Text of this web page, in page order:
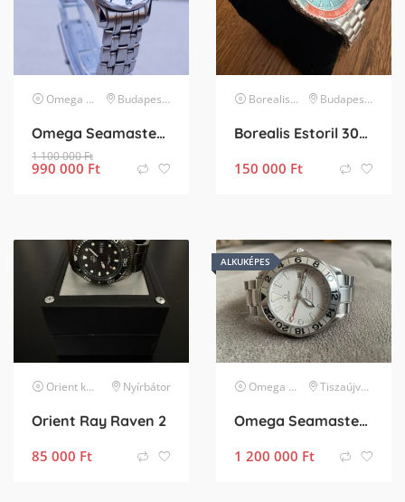
Omega karóraBudapest XI. kerület
Omega Seamaster Professional Chronograph 300m
1 100 000Ft
990 000 Ft
Borealis karóraBudapest III. kerület
Borealis Estoril 300 GMT (Miyota 9075) – Újszerű állapotban, kivételes áron!
150 000 Ft
Orient karóra Nyírbátor
Orient Ray Raven 2
85 000 Ft
ALKUKÉPES
Omega karóraTiszaújváros
Omega Seamaster GMT
1 200 000 Ft